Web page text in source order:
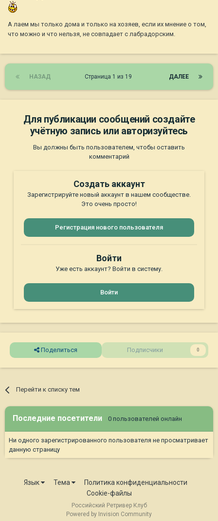
А лаем мы только дома и только на хозяев, если их мнение о том,
что можно и что нельзя, не совпадает с лабрадорским.
НАЗАД ДАЛЕЕ
Страница 1 из 19
Для публикации сообщений создайте
учётную запись или авторизуйтесь
Вы должны быть пользователем, чтобы оставить
комментарий
Создать аккаунт
Зарегистрируйте новый аккаунт в нашем сообществе.
Это очень просто!
Регистрация нового пользователя
Войти
Уже есть аккаунт? Войти в систему.
Войти
Поделиться Подписчики 0
Перейти к списку тем
Последние посетители 0 пользователей онлайн
Ни одного зарегистрированного пользователя не просматривает
данную страницу
Язык Тема
Политика конфиденциальности
Cookie-файлы
Российский Ретривер Клуб
Powered by Invision Community